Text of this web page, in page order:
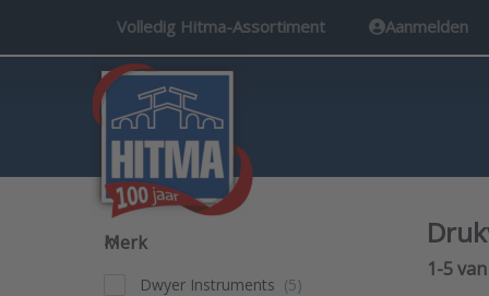
Volledig Hitma-Assortiment Aanmelden
Merk
Merk
Dwyer Instruments
Search
1-5van